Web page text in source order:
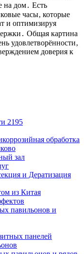
на дом․ Есть
часы‚ которые
и оптимизируя
Общая картина
удовлетворённости‚
доверия к
2195
обработка
зал
и Дератизация
из Китая
павильонов и
панелей